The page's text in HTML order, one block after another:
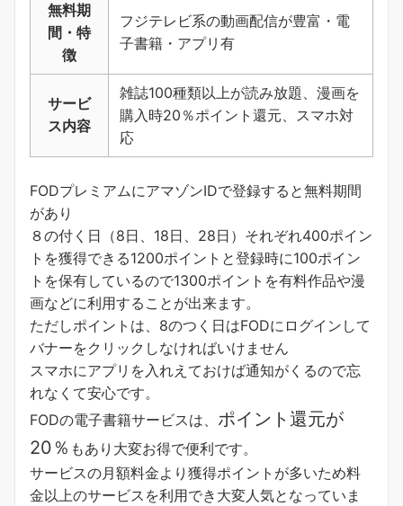
無料期
間・特
徴
フジテレビ系の動画配信が豊富・電
子書籍・アプリ有
サービ
ス内容
雑誌100種類以上が読み放題、漫画を
購入時20％ポイント還元、スマホ対
応
FODプレミアムにアマゾンIDで登録すると無料期間
があり
８の付く日（8日、18日、28日）それぞれ400ポイン
トを獲得できる1200ポイントと登録時に100ポイン
トを保有しているので1300ポイントを有料作品や漫
画などに利用することが出来ます。
ただしポイントは、8のつく日はFODにログインして
バナーをクリックしなければいけません
スマホにアプリを入れえておけば通知がくるので忘
れなくて安心です。
FODの電子書籍サービスは、 ポイント還元が
20％ もあり大変お得で便利です。
サービスの月額料金より獲得ポイントが多いため料
金以上のサービスを利用でき大変人気となっていま